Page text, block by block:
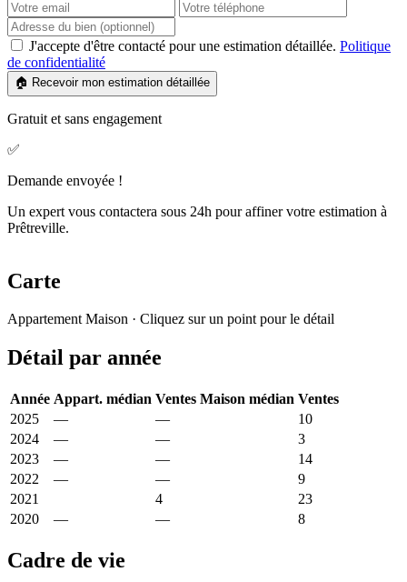
J'accepte d'être contacté pour une estimation détaillée. Politique
de confidentialité
🏠 Recevoir mon estimation détaillée
Gratuit et sans engagement
✅
Demande envoyée !
Un expert vous contactera sous 24h pour affiner votre estimation à
Prêtreville.
Carte
−
Appartement Maison · Cliquez sur un point pour le détail
Détail par année
Année Appart. médian Ventes Maison médian Ventes
2025
— —
10
2024
— —
3
2023
— —
14
2022
— —
9
2021
4
23
2020
— — 8
Cadre de vie